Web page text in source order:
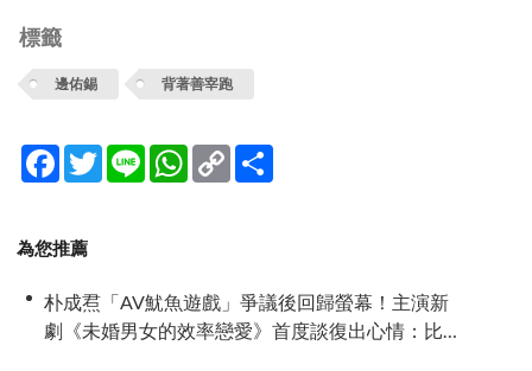
標籤
邊佑錫 背著善宰跑
Facebook
TwitterLine WhatsApp
Copy
Link
為您推薦
朴成焄「AV魷魚遊戲」爭議後回歸螢幕！主演新
劇《未婚男女的效率戀愛》首度談復出心情：比